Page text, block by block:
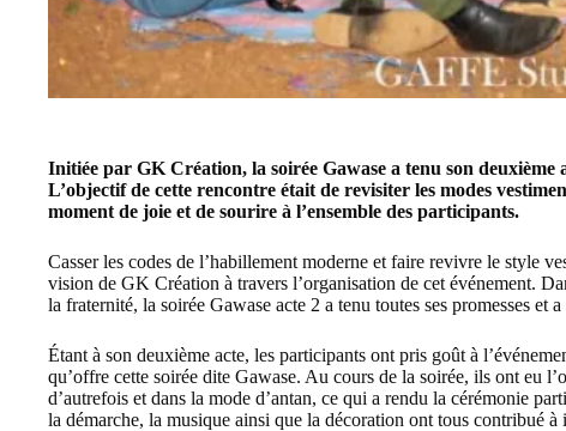
Initiée par GK Création, la soirée Gawase a tenu son deuxième
L’objectif de cette rencontre était de revisiter les modes
moment de joie et de sourire à l’ensemble des participants.
Casser les codes de l’habillement moderne et faire revivre le style
vision de GK Création à travers l’organisation de cet événement.
la fraternité, la soirée Gawase acte 2 a tenu toutes ses promesses et
Étant à son deuxième acte, les participants ont pris goût à
qu’offre cette soirée dite Gawase. Au cours de la soirée, ils ont eu
d’autrefois et dans la mode d’antan, ce qui a rendu la cérémonie
la démarche, la musique ainsi que la décoration ont tous contribué